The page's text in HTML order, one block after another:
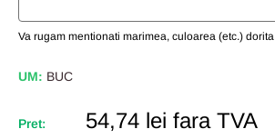
Va rugam mentionati marimea, culoarea (etc.) dorita
UM: BUC
Pret:
Pret
54,74 lei fara TVA